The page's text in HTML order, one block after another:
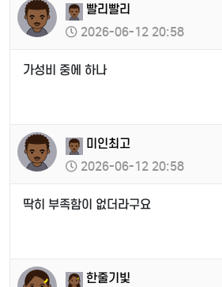
빨리빨리
2026-06-12 20:58
가성비 중에 하나
미인최고
2026-06-12 20:58
딱히 부족함이 없더라구요
한줄기빛